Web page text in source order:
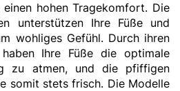
einen hohen Tragekomfort. Die
unterstützen Ihre Füße und
wohliges Gefühl. Durch ihren
Ihre Füße die optimale
zu atmen, und die pfiffigen
somit stets frisch. Die Modelle